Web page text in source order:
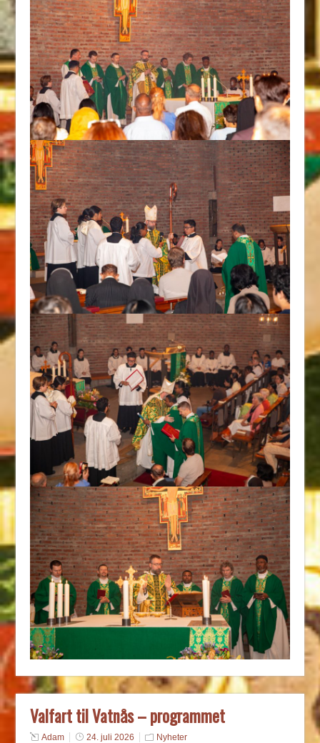
Valfart til Vatnås – programmet
Adam 24. juli 2026 Nyheter